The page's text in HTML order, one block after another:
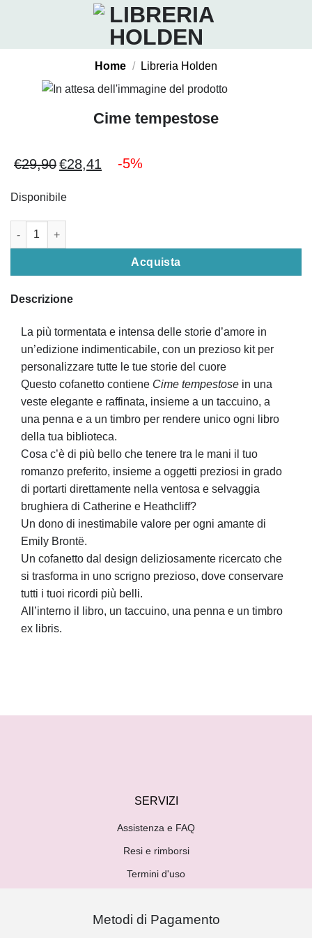
Home / Libreria Holden
Cime tempestose
€29,90 Il
originale
€29,90.
€28,41 -5%
Disponibile
Cime tempestose quantità
Acquista
Descrizione
La più tormentata e intensa delle storie d’amore in
un’edizione indimenticabile, con un prezioso kit per
personalizzare tutte le tue storie del cuore
Questo cofanetto contiene Cime tempestose in una
veste elegante e raffinata, insieme a un taccuino, a
una penna e a un timbro per rendere unico ogni libro
della tua biblioteca.
Cosa c’è di più bello che tenere tra le mani il tuo
romanzo preferito, insieme a oggetti preziosi in grado
di portarti direttamente nella ventosa e selvaggia
brughiera di Catherine e Heathcliff?
Un dono di inestimabile valore per ogni amante di
Emily Brontë.
Un cofanetto dal design deliziosamente ricercato che
si trasforma in uno scrigno prezioso, dove conservare
tutti i tuoi ricordi più belli.
All’interno il libro, un taccuino, una penna e un timbro
ex libris.
SERVIZI
Assistenza e FAQ
Resi e rimborsi
Termini d'uso
Metodi di Pagamento